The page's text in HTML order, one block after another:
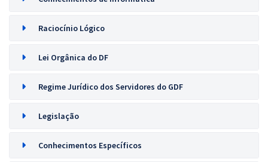
Raciocínio Lógico
Lei Orgânica do DF
Regime Jurídico dos Servidores do GDF
Legislação
Conhecimentos Específicos